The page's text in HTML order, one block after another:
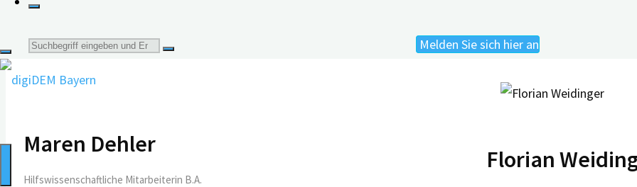
Suche
nach:
Melden Sie sich hier an
Maren Dehler
Hilfswissenschaftliche Mitarbeiterin B.A.
Florian